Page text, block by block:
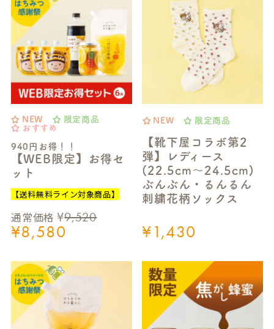
940円お得！！
【WEB限定】お得セ
ット
NEW
限定商品
おすすめ
通常価格 ¥9,520
¥8,580
【送料無料ライン対象商品】
【靴下屋コラボ第2
弾】レディース
(22.5cm～24.5cm)
ぶんぶん・るんるん
刺繍花柄ソックス
NEW 限定商品
¥1,430